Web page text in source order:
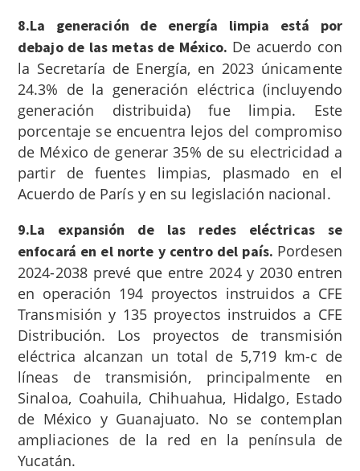
8.La generación de energía limpia está por
debajo de las metas de México. De acuerdo con
la Secretaría de Energía, en 2023 únicamente
24.3% de la generación eléctrica (incluyendo
generación distribuida) fue limpia. Este
porcentaje se encuentra lejos del compromiso
de México de generar 35% de su electricidad a
partir de fuentes limpias, plasmado en el
Acuerdo de París y en su legislación nacional.
9.La expansión de las redes eléctricas se
enfocará en el norte y centro del país. Pordesen
2024-2038 prevé que entre 2024 y 2030 entren
en operación 194 proyectos instruidos a CFE
Transmisión y 135 proyectos instruidos a CFE
Distribución. Los proyectos de transmisión
eléctrica alcanzan un total de 5,719 km-c de
líneas de transmisión, principalmente en
Sinaloa, Coahuila, Chihuahua, Hidalgo, Estado
de México y Guanajuato. No se contemplan
ampliaciones de la red en la península de
Yucatán.